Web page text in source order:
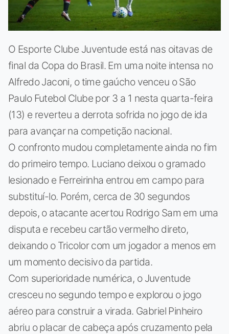
O Esporte Clube Juventude está nas oitavas de
final da Copa do Brasil. Em uma noite intensa no
Alfredo Jaconi, o time gaúcho venceu o São
Paulo Futebol Clube por 3 a 1 nesta quarta-feira
(13) e reverteu a derrota sofrida no jogo de ida
para avançar na competição nacional.
O confronto mudou completamente ainda no fim
do primeiro tempo. Luciano deixou o gramado
lesionado e Ferreirinha entrou em campo para
substituí-lo. Porém, cerca de 30 segundos
depois, o atacante acertou Rodrigo Sam em uma
disputa e recebeu cartão vermelho direto,
deixando o Tricolor com um jogador a menos em
um momento decisivo da partida.
Com superioridade numérica, o Juventude
cresceu no segundo tempo e explorou o jogo
aéreo para construir a virada. Gabriel Pinheiro
abriu o placar de cabeça após cruzamento pela